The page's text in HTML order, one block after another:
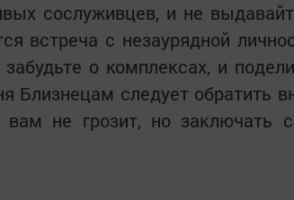
сослуживцев, и не
встреча с незаурядной
о комплексах, и
Близнецам следует обратить
не грозит, но заключать